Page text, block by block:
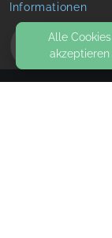
Informationen
Alle Cookies
akzeptieren